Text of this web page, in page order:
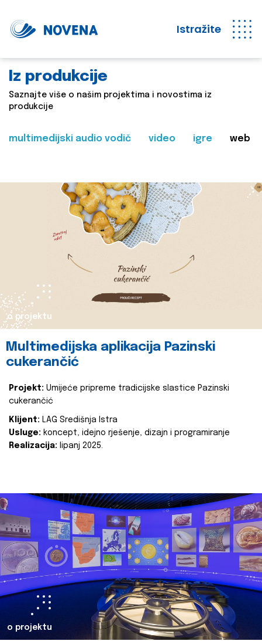
Istražite
Iz produkcije
Saznajte više o našim projektima i novostima iz
produkcije
multimedijski audio vodič video igre web
o projektu
Multimedijska aplikacija Pazinski
cukerančić
Projekt: Umijeće pripreme tradicijske slastice Pazinski
cukerančić
Klijent: LAG Središnja Istra
Usluge: koncept, idejno rješenje, dizajn i programiranje
Realizacija: lipanj 2025.
o projektu